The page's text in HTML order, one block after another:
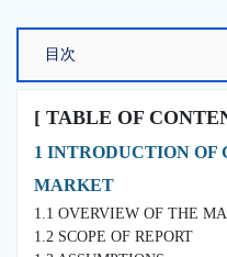
[ TABLE OF
1 INTRODUCTION OF
MARKET
1.1 OVERVIEW OF THE
1.2 SCOPE OF REPORT